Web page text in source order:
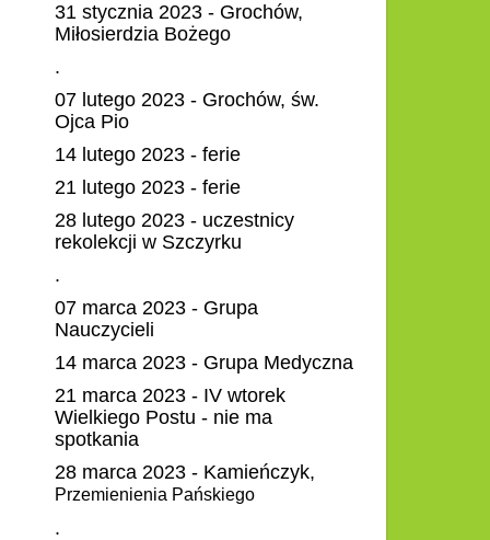
31 stycznia 2023 - Grochów,
Miłosierdzia Bożego
.
07 lutego 2023 - Grochów, św.
Ojca Pio
14 lutego 2023 - ferie
21 lutego 2023 - ferie
28 lutego 2023 - uczestnicy
rekolekcji w Szczyrku
.
07 marca 2023 - Grupa
Nauczycieli
14 marca 2023 - Grupa Medyczna
21 marca 2023 - IV wtorek
Wielkiego Postu - nie ma
spotkania
28 marca 2023 - Kamieńczyk,
Przemienienia Pańskiego
.